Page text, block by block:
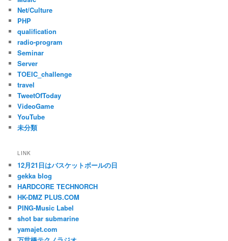
Net/Culture
PHP
qualification
radio-program
Seminar
Server
TOEIC_challenge
travel
TweetOfToday
VideoGame
YouTube
未分類
LINK
12月21日はバスケットボールの日
gekka blog
HARDCORE TECHNORCH
HK-DMZ PLUS.COM
PING-Music Label
shot bar submarine
yamajet.com